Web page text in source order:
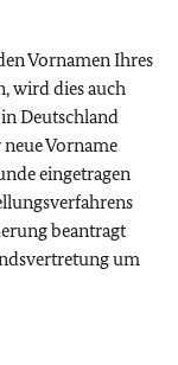
Vornamen Ihres
wird dies auch
Deutschland
Vorname
eingetragen
beantragt
um